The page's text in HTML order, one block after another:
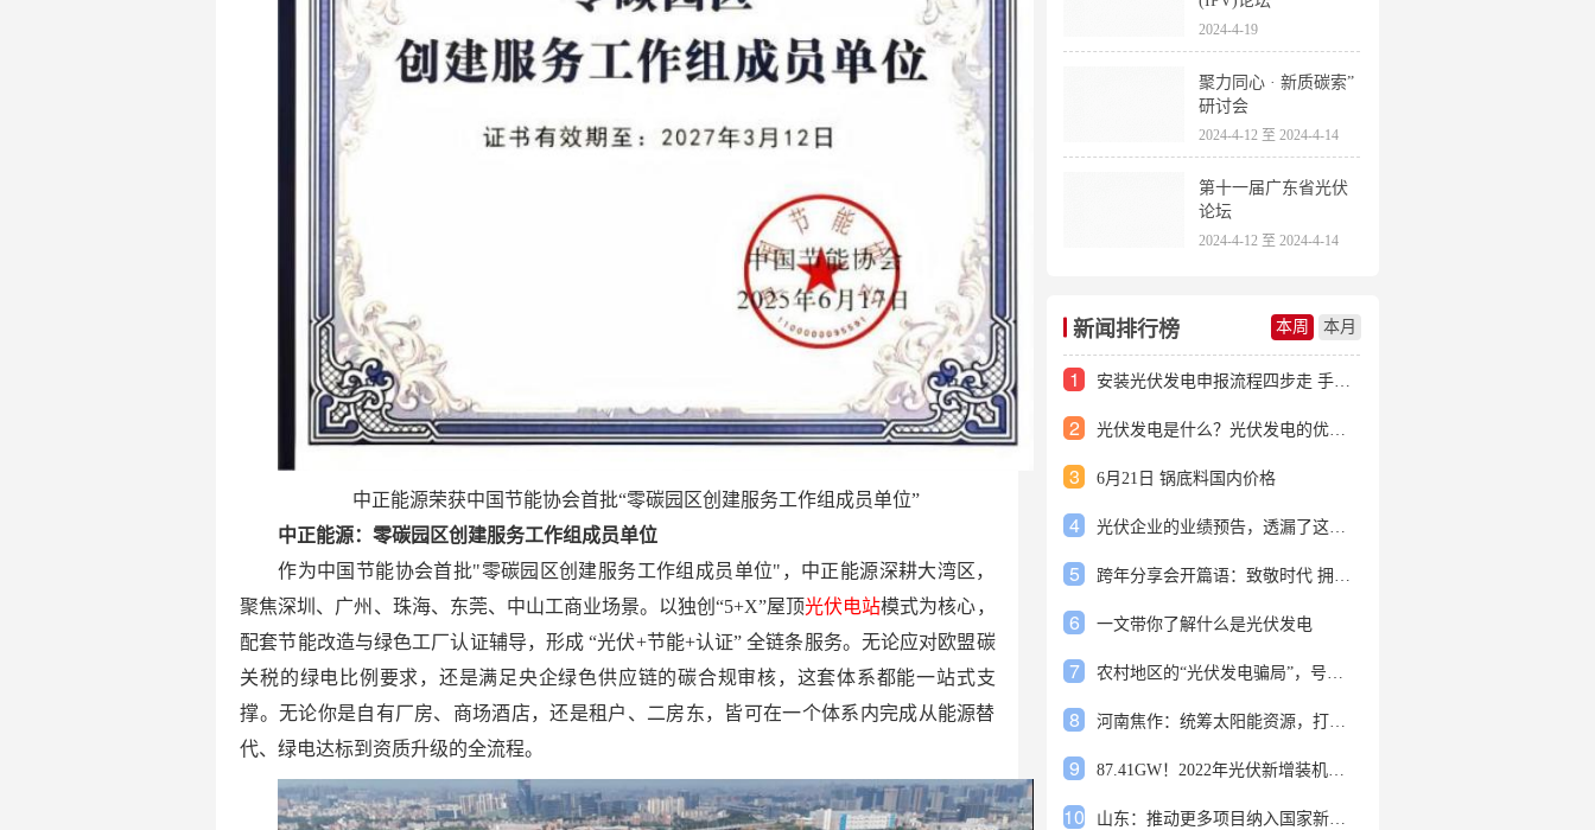
中正能源荣获中国节能协会首批“零碳园区创建服务工作组成员单位”
中正能源：零碳园区创建服务工作组成员单位
作为中国节能协会首批"零碳园区创建服务工作组成员单位"，中正能源深耕大湾区，
聚焦深圳、广州、珠海、东莞、中山工商业场景。以独创“5+X”屋顶光伏电站模式为核心，
配套节能改造与绿色工厂认证辅导，形成 “光伏+节能+认证” 全链条服务。无论应对欧盟碳
关税的绿电比例要求，还是满足央企绿色供应链的碳合规审核，这套体系都能一站式支
撑。无论你是自有厂房、商场酒店，还是租户、二房东，皆可在一个体系内完成从能源替
代、绿电达标到资质升级的全流程。
2024-4-19
聚力同心 · 新质碳索”
研讨会
2024-4-12 至 2024-4-14
第十一届广东省光伏
论坛
2024-4-12 至 2024-4-14
新闻排行榜 本周 本月
1 安装光伏发电申报流程四步走 手把手教你装起光伏电站
2 光伏发电是什么？光伏发电的优缺点有哪些？
3 6月21日 锅底料国内价格
4 光伏企业的业绩预告，透漏了这些信号
5 跨年分享会开篇语：致敬时代 拥抱变革
6 一文带你了解什么是光伏发电
7 农村地区的“光伏发电骗局”，号称能用屋顶赚钱，不少人已经上当
8 河南焦作：统筹太阳能资源，打造百万千瓦级光伏基地
9 87.41GW！2022年光伏新增装机规模发布
10 山东：推动更多项目纳入国家新增风光大基地项目